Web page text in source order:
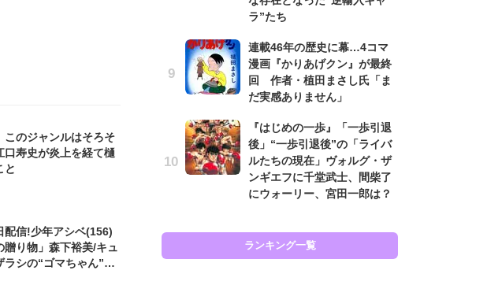
このジャンルはそろそ
口寿史が炎上を経て樋
と
配信!少年アシベ(156)
贈り物」森下裕美/キュ
ラシの“ゴマちゃん”を
ラ”たち
連載46年の歴史に幕…4コマ
漫画『かりあげクン』が最終
回 作者・植田まさし氏「ま
だ実感ありません」
『はじめの一歩』「一歩引退
後」“一歩引退後”の「ライバ
ルたちの現在」ヴォルグ・ザ
ンギエフに千堂武士、間柴了
にウォーリー、宮田一郎は？
ランキング一覧